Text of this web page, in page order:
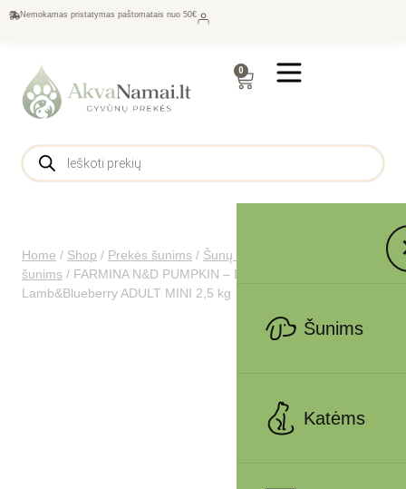
Nemokamas pristatymas paštomatais nuo 50€
0
Šunims
Katėms
Home / Shop / Prekės šunims / Šunų maistas
šunims / FARMINA N&D PUMPKIN – DOG Dry
Lamb&Blueberry ADULT MINI 2,5 kg